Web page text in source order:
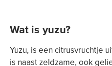
Wat is yuzu?
Yuzu, is een citrusvruchtje
is naast zeldzame, ook